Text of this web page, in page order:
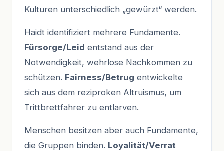
Kulturen unterschiedlich „gewürzt“ werden.
Haidt identifiziert mehrere Fundamente.
Fürsorge/Leid entstand aus der
Notwendigkeit, wehrlose Nachkommen zu
schützen. Fairness/Betrug entwickelte
sich aus dem reziproken Altruismus, um
Trittbrettfahrer zu entlarven.
Menschen besitzen aber auch Fundamente,
die Gruppen binden. Loyalität/Verrat